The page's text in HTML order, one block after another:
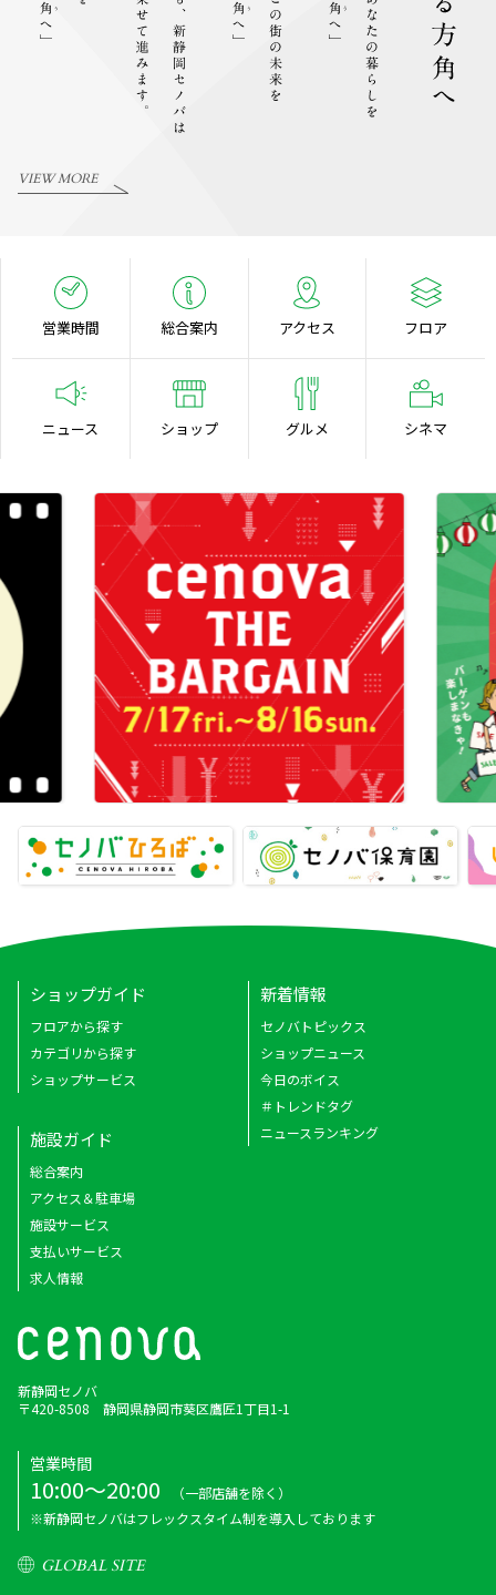
VIEW MORE
営業時間 総合案内 アクセス フロア
ニュース ショップ グルメ シネマ
ショップガイド
フロアから探す
カテゴリから探す
ショップサービス
新着情報
セノバトピックス
ショップニュース
今日のボイス
＃トレンドタグ
ニュースランキング
施設ガイド
総合案内
アクセス＆駐車場
施設サービス
支払いサービス
求人情報
新静岡セノバ
〒420-8508 静岡県静岡市葵区鷹匠1丁目1-1
営業時間
10:00～20:00
（一部店舗を除く）
※新静岡セノバはフレックスタイム制を導入しております
GLOBAL SITE